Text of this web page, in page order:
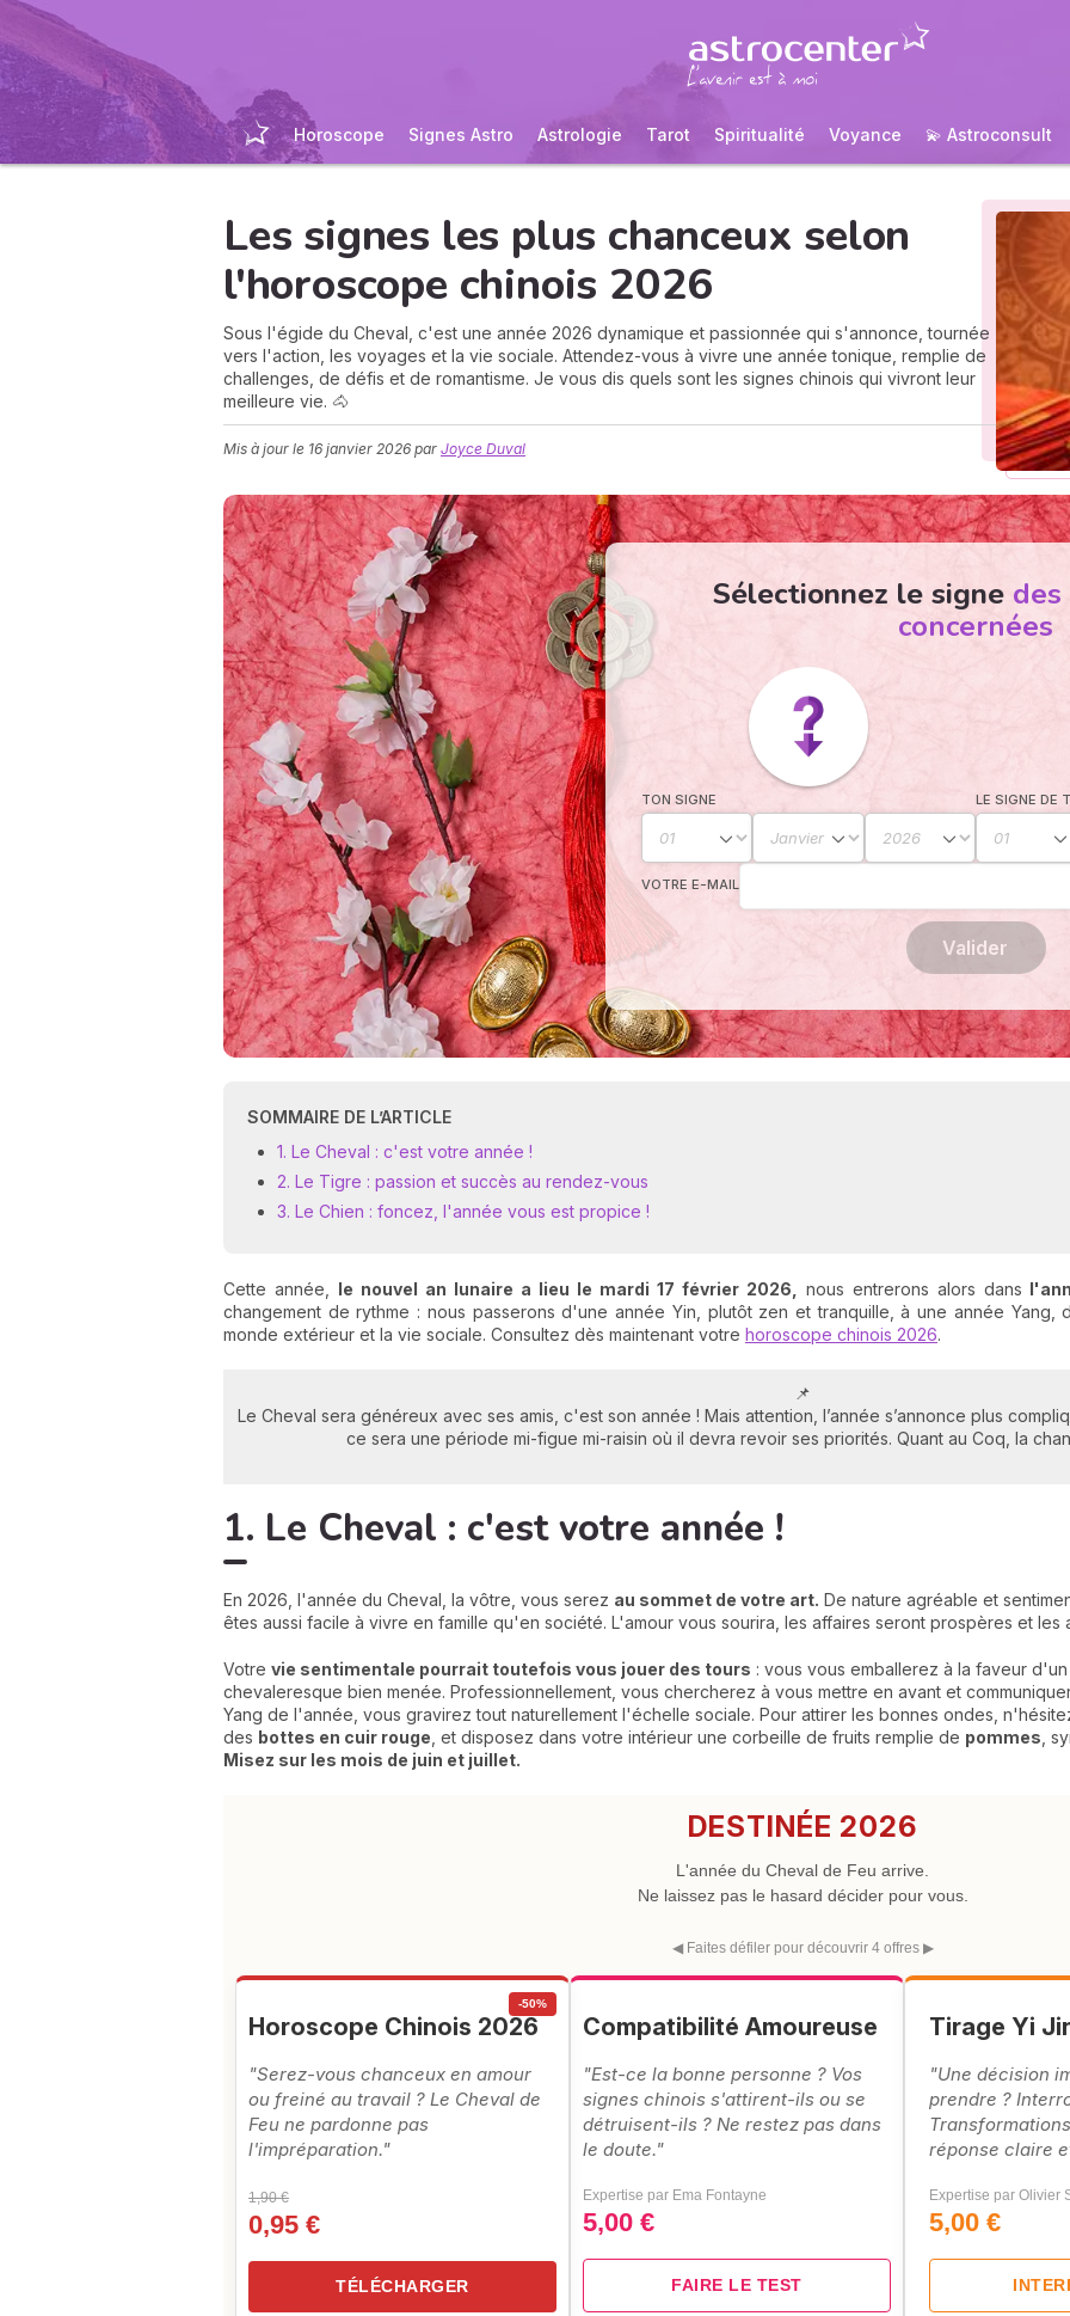
Horoscope Signes Astro Astrologie Tarot Spiritualité Voyance 💫 Astroconsult
Les signes les plus chanceux selon
l'horoscope chinois 2026
Sous l'égide du Cheval, c'est une année 2026 dynamique et passionnée qui s'annonce, tournée
vers l'action, les voyages et la vie sociale. Attendez-vous à vivre une année tonique, remplie de
challenges, de défis et de romantisme. Je vous dis quels sont les signes chinois qui vivront leur
meilleure vie. 🐴
Mis à jour le 16 janvier 2026 par Joyce Duval
Sélectionnez le signe
concernées
TON SIGNE LE SIGNE DE
VOTRE E-MAIL
Valider
SOMMAIRE DE L’ARTICLE
1. Le Cheval : c'est votre année !
2. Le Tigre : passion et succès au rendez-vous
3. Le Chien : foncez, l'année vous est propice !
Cette année, le nouvel an lunaire a lieu le mardi 17 février 2026, nous entrerons alors dans
changement de rythme : nous passerons d'une année Yin, plutôt zen et tranquille, à une année Yang,
monde extérieur et la vie sociale. Consultez dès maintenant votre horoscope chinois 2026.
📌
Le Cheval sera généreux avec ses amis, c'est son année ! Mais attention, l’année s’annonce plus
ce sera une période mi-figue mi-raisin où il devra revoir ses priorités. Quant au Coq, la
1. Le Cheval : c'est votre année !
En 2026, l'année du Cheval, la vôtre, vous serez au sommet de votre art. De nature agréable et
êtes aussi facile à vivre en famille qu'en société. L'amour vous sourira, les affaires seront prospères et les
Votre vie sentimentale pourrait toutefois vous jouer des tours : vous vous emballerez à la faveur
chevaleresque bien menée. Professionnellement, vous chercherez à vous mettre en avant et
Yang de l'année, vous gravirez tout naturellement l'échelle sociale. Pour attirer les bonnes ondes,
des bottes en cuir rouge , et disposez dans votre intérieur une corbeille de fruits remplie de pommes ,
Misez sur les mois de juin et juillet.
DESTINÉE 2026
L'année du Cheval de Feu arrive.
Ne laissez pas le hasard décider pour vous.
◀ Faites défiler pour découvrir 4 offres ▶
-50%
Horoscope Chinois 2026
"Serez-vous chanceux en amour
ou freiné au travail ? Le Cheval de
Feu ne pardonne pas
l'impréparation."
1,90 €
0,95 €
TÉLÉCHARGER
Compatibilité Amoureuse
"Est-ce la bonne personne ? Vos
signes chinois s'attirent-ils ou se
détruisent-ils ? Ne restez pas dans
le doute."
Expertise par Ema Fontayne
5,00 €
FAIRE LE TEST
Tirage Yi
"Une décision
prendre ?
réponse claire
Expertise par Olivier
5,00 €